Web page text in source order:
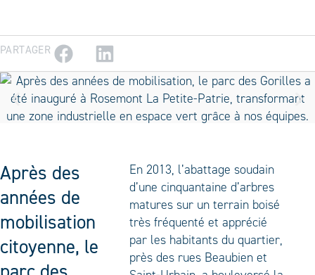
PARTAGER
Après des
années de
mobilisation
citoyenne, le
En 2013, l’abattage soudain
d’une cinquantaine d’arbres
matures sur un terrain boisé
très fréquenté et apprécié
par les habitants du quartier,
près des rues Beaubien et